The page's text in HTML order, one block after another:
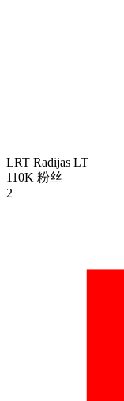
LRT Radijas LT
110K 粉丝
2